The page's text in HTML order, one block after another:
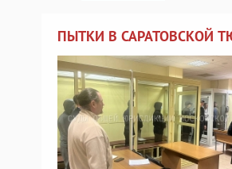
ПЫТКИ В САРАТОВСКОЙ